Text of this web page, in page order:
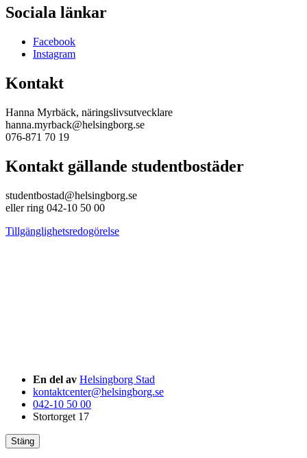
Sociala länkar
Facebook
Instagram
Kontakt
Hanna Myrbäck, näringslivsutvecklare
hanna.myrback@helsingborg.se
076-871 70 19
Kontakt gällande studentbostäder
studentbostad@helsingborg.se
eller ring 042-10 50 00
Tillgänglighetsredogörelse
En del av Helsingborg Stad
kontaktcenter@helsingborg.se
042-10 50 00
Stortorget 17
Stäng